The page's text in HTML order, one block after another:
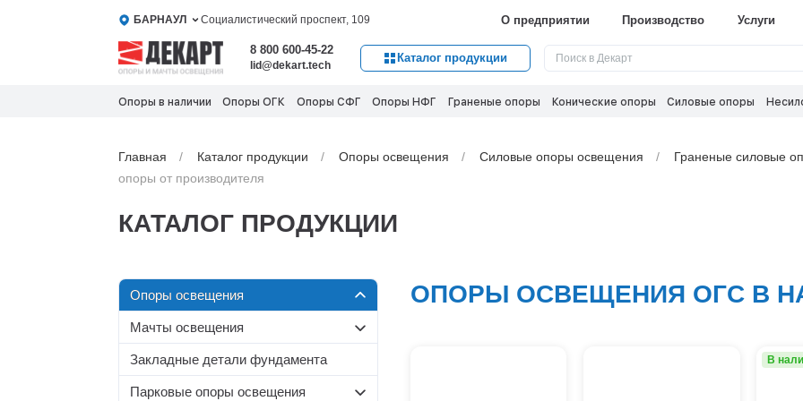
БАРНАУЛ Социалистический проспект, 109 О предприятии Производство Услуги
8 800 600-45-22
lid@dekart.tech
Каталог продукции
Опоры в наличии Опоры ОГК Опоры СФГ Опоры НФГ Граненые опоры Конические опоры Силовые опоры
Главная Каталог продукции Oпоры oсвeщения Силовые опоры освещения Граненые силовые
опоры от производителя
КАТАЛОГ ПРОДУКЦИИ
Oпоры oсвeщения
Силовые опоры освещения
Граненые силовые опоры
МС
Круглоконические силовые
Несиловые опоры
освещения
Мачты освещения
Со стационарной короной
МС-С
Закладные детали фундамента
Парковые опоры освещения
ОПОРЫ ОСВЕЩЕНИЯ ОГС В
В